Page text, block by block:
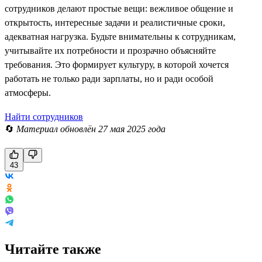
сотрудников делают простые вещи: вежливое общение и
открытость, интересные задачи и реалистичные сроки,
адекватная нагрузка. Будьте внимательны к сотрудникам,
учитывайте их потребности и прозрачно объясняйте
требования. Это формирует культуру, в которой хочется
работать не только ради зарплаты, но и ради особой
атмосферы.
Найти сотрудников
🔄 Материал обновлён 27 мая 2025 года
43
Читайте также